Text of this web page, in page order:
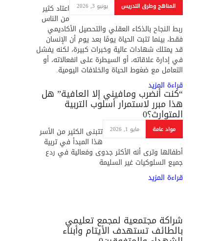
المناهج وطرق التدريس يونيو 3, 2026 اعتاد كثير
من الناس
ربط النجاح بالذكاء العقلي والتحصيل الأكاديمي
فقط، بينما تثبت الحياة يومًا بعد يوم أن الإنسان
قد يمتلك شهادات عالية وخبرات كبيرة، لكنه يفشل
في إدارة علاقاته، أو السيطرة على انفعالاته، أو
التعامل مع ضغوط الحياة والخلافات اليومية.
قراءة المزيد
“كنت أنضرب ومافيني إلا العافية” هل
هذا مبرر لاستمرار أسلوب التربية
المتوارث؟0
مواد عامة مايو 1, 2026 تتبنى الكثير من الأسر
هذا المبدأ في تربية
أطفالها وترى أنه الأكثر جدوى وفعالية في ردع
جميع السلوكيات غير السليمة
قراءة المزيد
شراكة مجتمعية لمجمع تعليمي
بالطائف تستهدف الأيتام وأبناء